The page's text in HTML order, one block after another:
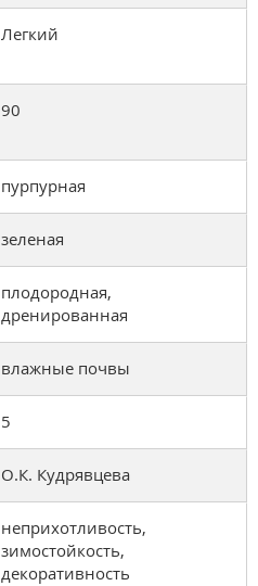
Легкий
90
пурпурная
зеленая
плодородная,
дренированная
влажные почвы
5
О.К. Кудрявцева
неприхотливость,
зимостойкость,
декоративность